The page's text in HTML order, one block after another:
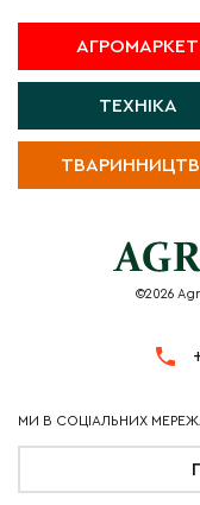
АГРОМАРКЕТ
ТЕХНІКА
©2026